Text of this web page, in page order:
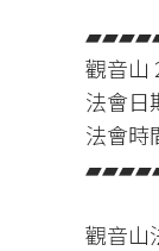
觀音山
法會日
法會時
觀音山